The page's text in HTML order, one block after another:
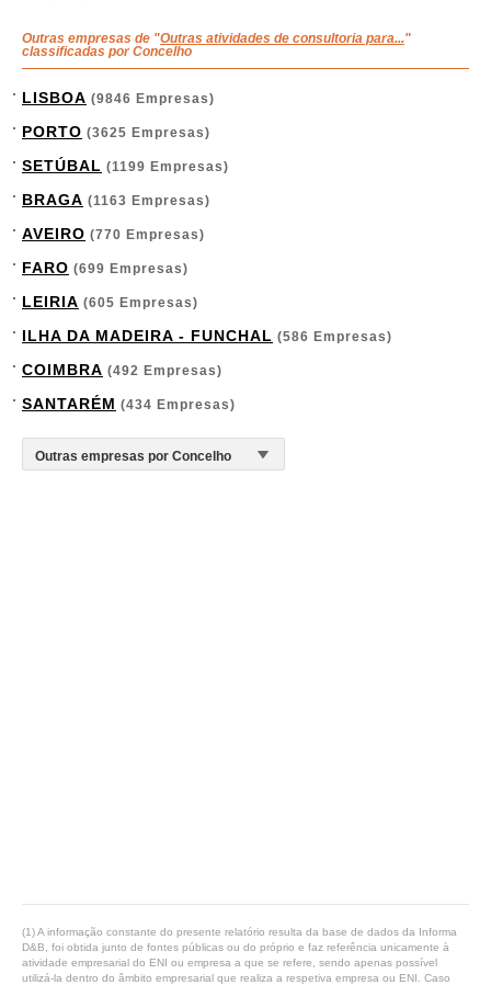
Outras empresas de "Outras atividades de consultoria para..."
classificadas por Concelho
LISBOA (9846 Empresas)
PORTO (3625 Empresas)
SETÚBAL (1199 Empresas)
BRAGA (1163 Empresas)
AVEIRO (770 Empresas)
FARO (699 Empresas)
LEIRIA (605 Empresas)
ILHA DA MADEIRA - FUNCHAL (586 Empresas)
COIMBRA (492 Empresas)
SANTARÉM (434 Empresas)
(1) A informação constante do presente relatório resulta da base de dados da Informa
D&B, foi obtida junto de fontes públicas ou do próprio e faz referência unicamente à
atividade empresarial do ENI ou empresa a que se refere, sendo apenas possível
utilizá-la dentro do âmbito empresarial que realiza a respetiva empresa ou ENI. Caso